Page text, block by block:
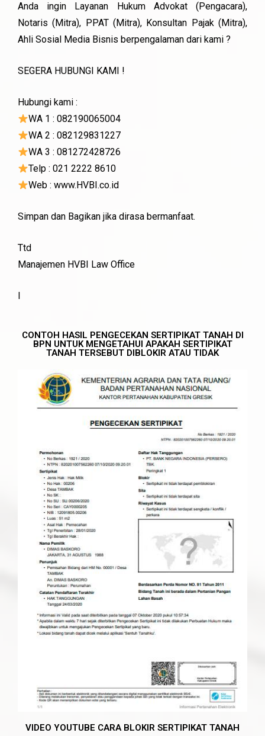
Anda ingin Layanan Hukum Advokat (Pengacara),
Notaris (Mitra), PPAT (Mitra), Konsultan Pajak (Mitra),
Ahli Sosial Media Bisnis berpengalaman dari kami ?
SEGERA HUBUNGI KAMI !
Hubungi kami :
WA 1 : 082190065004
WA 2 : 082129831227
WA 3 : 081272428726
Telp : 021 2222 8610
Web : www.HVBI.co.id
Simpan dan Bagikan jika dirasa bermanfaat.
Ttd
Manajemen HVBI Law Office
I
CONTOH HASIL PENGECEKAN SERTIPIKAT TANAH DI
BPN UNTUK MENGETAHUI APAKAH SERTIPIKAT
TANAH TERSEBUT DIBLOKIR ATAU TIDAK
VIDEO YOUTUBE CARA BLOKIR SERTIPIKAT TANAH